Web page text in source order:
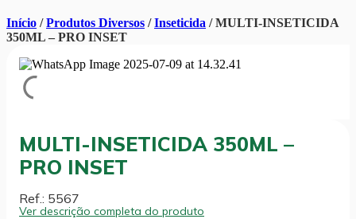
Início /Produtos Diversos /Inseticida / MULTI-INSETICIDA
350ML – PRO INSET
MULTI-INSETICIDA 350ML –
PRO INSET
Ref.: 5567
Ver descrição completa do produto